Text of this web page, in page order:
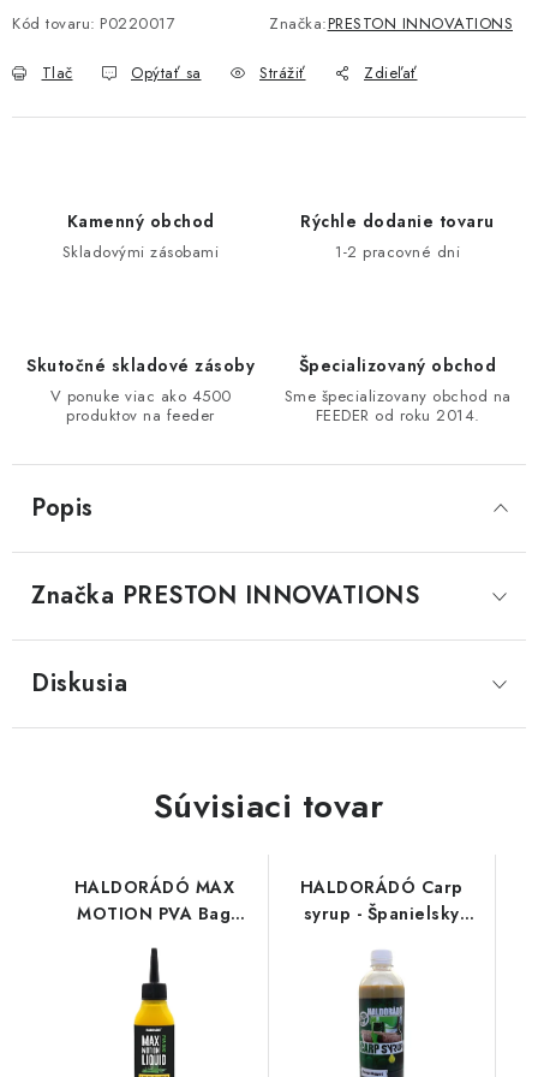
DOPRAVA
VŠEOBECNÉ NARIADENIE O BEZPEČNOSTI
PRODUKTOV (GPSR)
Doprava Navštívte našu predajňu v MARCELOVEJ »
Kód tovaru: P0220017 Značka:PRESTON INNOVATIONS
Tlač Opýtať sa Strážiť Zdieľať
Kamenný obchod
Skladovými zásobami
Rýchle dodanie tovaru
1-2 pracovné dni
Skutočné skladové zásoby
V ponuke viac ako 4500
produktov na feeder
Špecializovaný obchod
Sme špecializovany obchod na
FEEDER od roku 2014.
Popis
Značka PRESTON INNOVATIONS
Diskusia
Súvisiaci tovar
HALDORÁDÓ MAX
MOTION PVA Bag
Corn
HALDORÁDÓ Carp
syrup - Španielsky